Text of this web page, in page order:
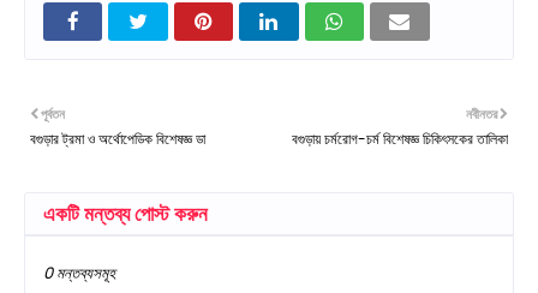
নবীনতর
বগুড়ায় চর্মরোগ-চর্ম বিশেষজ্ঞ চিকিৎসকের তালিকা
পূর্বতন
বগুড়ার ট্রমা ও অর্থোপেডিক বিশেষজ্ঞ ডা
একটি মন্তব্য পোস্ট করুন
0 মন্তব্যসমূহ